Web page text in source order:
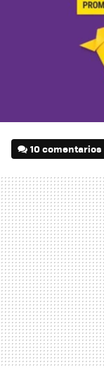
10 comentarios